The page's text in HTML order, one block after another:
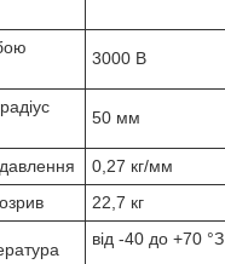
3000 В
50 мм
0,27 кг/мм
22,7 кг
від -40 до +70 °З